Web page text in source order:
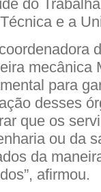
do
e a
mecânica
para
desses
que os
ou da
da
afirmou.